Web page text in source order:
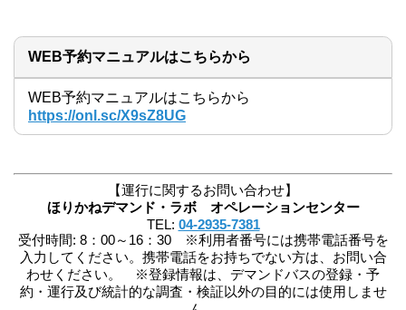
WEB予約マニュアルはこちらから
WEB予約マニュアルはこちらから
https://onl.sc/X9sZ8UG
【運行に関するお問い合わせ】
ほりかねデマンド・ラボ オペレーションセンター
TEL: 04-2935-7381
受付時間: 8：00～16：30 ※利用者番号には携帯電話番号を
入力してください。携帯電話をお持ちでない方は、お問い合
わせください。 ※登録情報は、デマンドバスの登録・予
約・運行及び統計的な調査・検証以外の目的には使用しませ